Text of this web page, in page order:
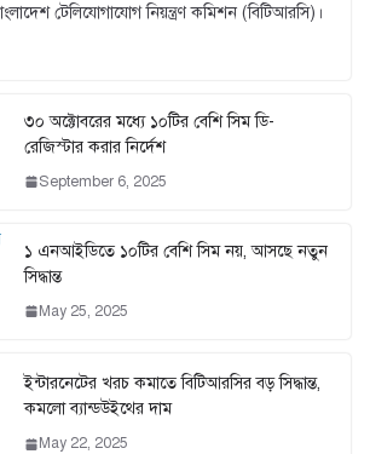
টেলিযোগাযোগ নিয়ন্ত্রণ কমিশন (বিটিআরসি)।
৩০ অক্টোবরের মধ্যে ১০টির বেশি সিম ডি-
রেজিস্টার করার নির্দেশ
September 6, 2025
১ এনআইডিতে ১০টির বেশি সিম নয়, আসছে নতুন
সিদ্ধান্ত
May 25, 2025
ইন্টারনেটের খরচ কমাতে বিটিআরসির বড় সিদ্ধান্ত,
কমলো ব্যান্ডউইথের দাম
May 22, 2025